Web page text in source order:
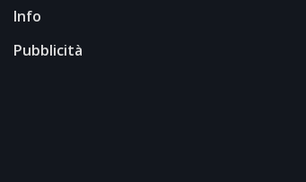
Info
Pubblicità